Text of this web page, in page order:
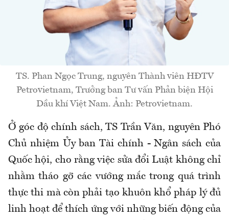
TS. Phan Ngọc Trung, nguyên Thành viên HĐTV
Petrovietnam, Trưởng ban Tư vấn Phản biện Hội
Dầu khí Việt Nam. Ảnh: Petrovietnam.
Ở góc độ chính sách, TS Trần Văn, nguyên Phó
Chủ nhiệm Ủy ban Tài chính - Ngân sách của
Quốc hội, cho rằng việc sửa đổi Luật không chỉ
nhằm tháo gỡ các vướng mắc trong quá trình
thực thi mà còn phải tạo khuôn khổ pháp lý đủ
linh hoạt để thích ứng với những biến động của